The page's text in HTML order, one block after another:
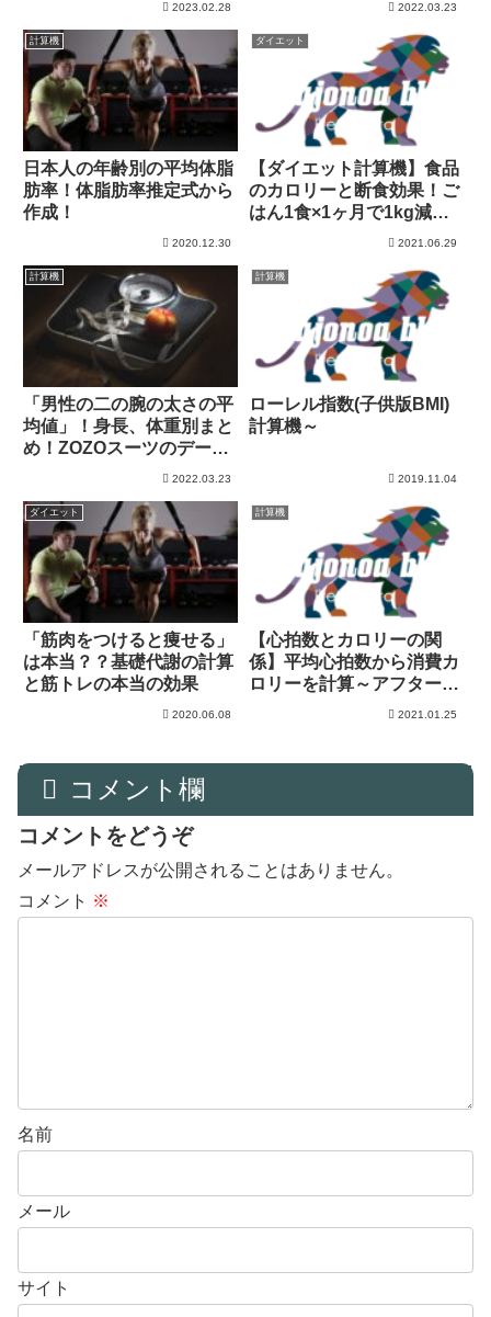
2023.02.28 2022.03.23
計算機
日本人の年齢別の平均体脂
肪率！体脂肪率推定式から
作成！
2020.12.30
ダイエット
【ダイエット計算機】食品
のカロリーと断食効果！ご
はん1食×1ヶ月で1kg減！
(ランニング換算すると？)
2021.06.29
計算機
「男性の二の腕の太さの平
均値」！身長、体重別まと
め！ZOZOスーツのデータ
2022.03.23
計算機
ローレル指数(子供版BMI)
計算機～
2019.11.04
ダイエット
「筋肉をつけると痩せる」
は本当？？基礎代謝の計算
と筋トレの本当の効果
2020.06.08
計算機
【心拍数とカロリーの関
係】平均心拍数から消費カ
ロリーを計算～アフターバ
2021.01.25
コメント欄
コメントをどうぞ
メールアドレスが公開されることはありません。
コメント ※
名前
メール
サイト